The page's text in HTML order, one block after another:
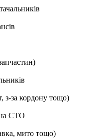
з-за кордону тощо)
на СТО
мито тощо)